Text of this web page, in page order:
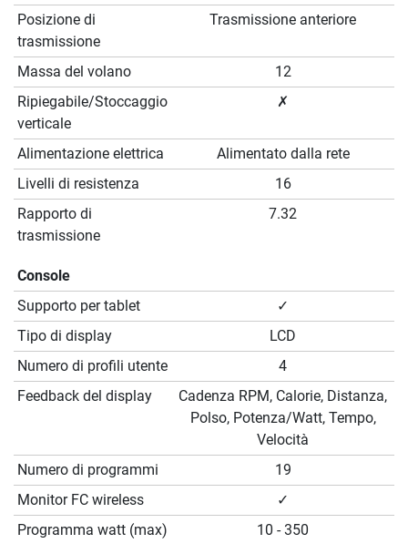
Posizione di
trasmissione
Trasmissione anteriore
Massa del volano
12
Ripiegabile/Stoccaggio
verticale
✗
Alimentazione elettrica
Alimentato dalla rete
Livelli di resistenza
16
Rapporto di
trasmissione
7.32
Console
Supporto per tablet
✓
Tipo di display
LCD
Numero di profili utente
4
Feedback del display
Cadenza RPM, Calorie, Distanza,
Polso, Potenza/Watt, Tempo,
Velocità
Numero di programmi
19
Monitor FC wireless
✓
Programma watt (max)
10 - 350